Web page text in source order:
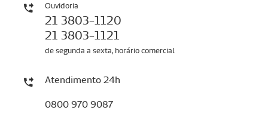
Ouvidoria
21 3803-1120
21 3803-1121
de segunda a sexta, horário comercial
Atendimento 24h
0800 970 9087